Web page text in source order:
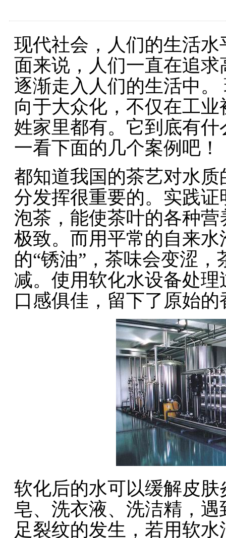
现代社会，人们的生活
面来说，人们一直在追
逐渐走入人们的生活中
向于大众化，不仅在工
姓家里都有。它到底有
一看下面的几个案例吧！
都知道我国的茶艺对水
分发挥很重要的。实践证
泡茶，能使茶叶的各种
极致。而用平常的自来
的“锈油”，茶味会变涩
减。使用软化水设备处
口感俱佳，留下了原始的
软化后的水可以缓解皮
皂、洗衣液、洗洁精，
足裂纹的发生，若用软